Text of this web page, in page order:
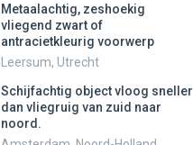
Metaalachtig, zeshoekig
vliegend zwart of
antracietkleurig voorwerp
Leersum, Utrecht
Schijfachtig object vloog sneller
dan vliegruig van zuid naar
noord.